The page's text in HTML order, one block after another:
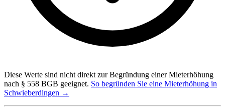
Diese Werte sind nicht direkt zur Begründung einer Mieterhöhung
nach § 558 BGB geeignet. So begründen Sie eine Mieterhöhung in
Schwieberdingen →